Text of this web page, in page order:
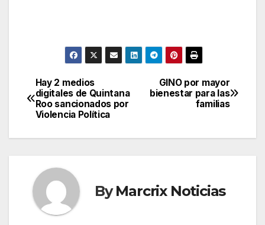
Post
navigation
GINO por mayor
bienestar para las
familias
Hay 2 medios
digitales de Quintana
Roo sancionados por
Violencia Política
ByMarcrix Noticias